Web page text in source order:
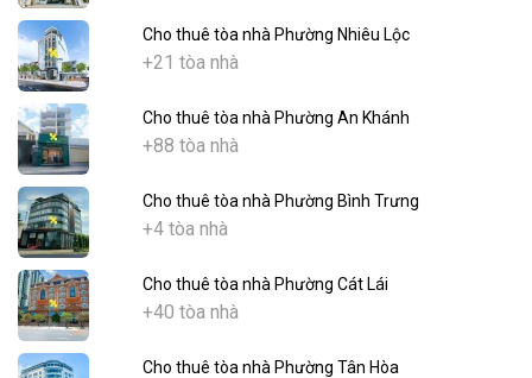
Cho thuê tòa nhà Phường Nhiêu Lộc
+21 tòa nhà
Cho thuê tòa nhà Phường An Khánh
+88 tòa nhà
Cho thuê tòa nhà Phường Bình Trưng
+4 tòa nhà
Cho thuê tòa nhà Phường Cát Lái
+40 tòa nhà
Cho thuê tòa nhà Phường Tân Hòa